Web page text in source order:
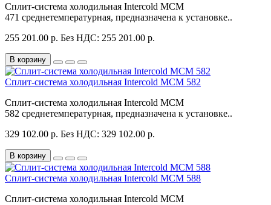
Сплит-система холодильная Intercold MCM
471 среднетемпературная, предназначена к установке..
255 201.00 р. Без НДС: 255 201.00 р.
В корзину
Сплит-система холодильная Intercold MCM 582
Сплит-система холодильная Intercold MCM
582 среднетемпературная, предназначена к установке..
329 102.00 р. Без НДС: 329 102.00 р.
В корзину
Сплит-система холодильная Intercold MCM 588
Сплит-система холодильная Intercold MCM